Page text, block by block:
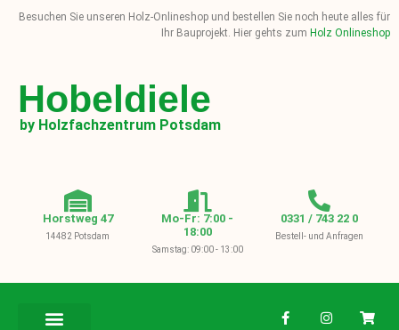
Besuchen Sie unseren Holz-Onlineshop und bestellen Sie noch heute alles für
Ihr Bauprojekt. Hier gehts zum Holz Onlineshop
Hobeldiele
by Holzfachzentrum Potsdam
Horstweg 47
14482 Potsdam
Mo-Fr: 7:00 -
18:00
Samstag: 09:00 - 13:00
0331 / 743 22 0
Bestell- und Anfragen